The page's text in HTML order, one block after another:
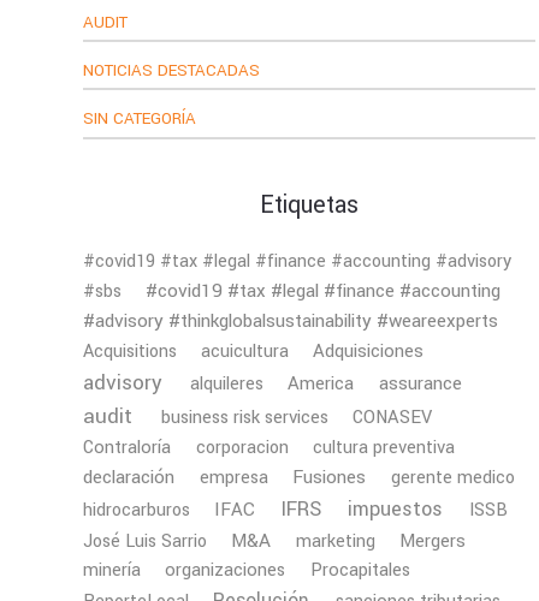
AUDIT
NOTICIAS DESTACADAS
SIN CATEGORÍA
Etiquetas
#covid19 #tax #legal #finance #accounting #advisory
#sbs
#covid19 #tax #legal #finance #accounting
#advisory #thinkglobalsustainability #weareexperts
Acquisitions acuicultura Adquisiciones
advisory alquileres America assurance
audit business risk services
CONASEV
Contraloría
corporacion cultura preventiva
declaración empresa Fusiones
gerente medico
hidrocarburos
IFAC IFRS impuestos
ISSB
José Luis Sarrio
M&A marketing Mergers
minería organizaciones
Procapitales